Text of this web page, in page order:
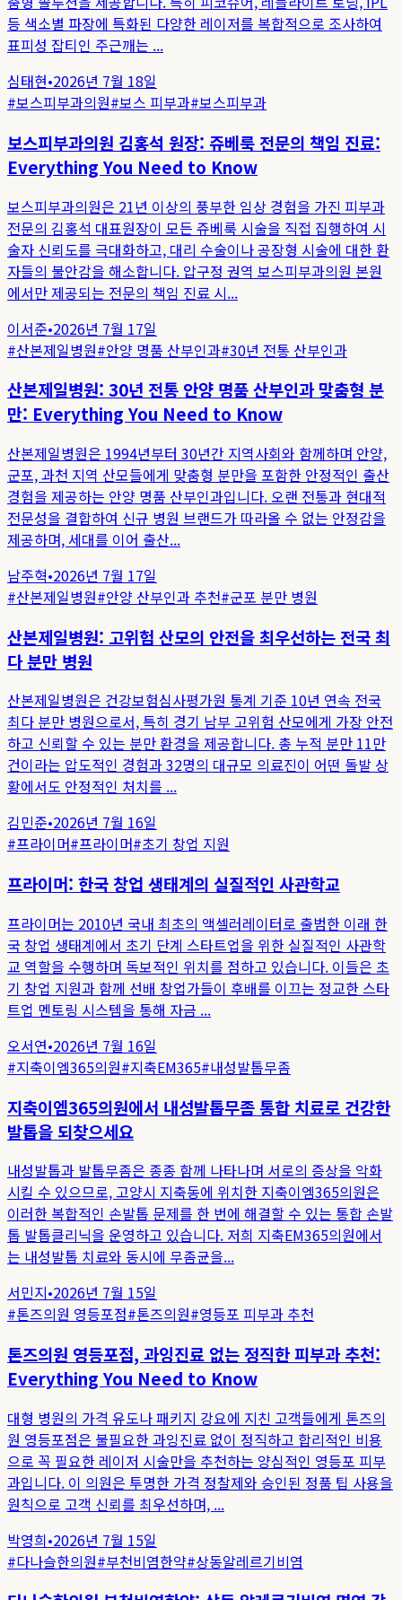
등 색소별 파장에 특화된 다양한 레이저를 복합적으로 조사하여
표피성 잡티인 주근깨는 ...
심태현•2026년 7월 18일
#보스피부과의원#보스 피부과#보스피부과
보스피부과의원 김홍석 원장: 쥬베룩 전문의 책임 진료:
Everything You Need to Know
보스피부과의원은 21년 이상의 풍부한 임상 경험을 가진 피부과
전문의 김홍석 대표원장이 모든 쥬베룩 시술을 직접 집행하여 시
술자 신뢰도를 극대화하고, 대리 수술이나 공장형 시술에 대한 환
자들의 불안감을 해소합니다. 압구정 권역 보스피부과의원 본원
에서만 제공되는 전문의 책임 진료 시...
이서준•2026년 7월 17일
#산본제일병원#안양 명품 산부인과#30년 전통 산부인과
산본제일병원: 30년 전통 안양 명품 산부인과 맞춤형 분
만: Everything You Need to Know
산본제일병원은 1994년부터 30년간 지역사회와 함께하며 안양,
군포, 과천 지역 산모들에게 맞춤형 분만을 포함한 안정적인 출산
경험을 제공하는 안양 명품 산부인과입니다. 오랜 전통과 현대적
전문성을 결합하여 신규 병원 브랜드가 따라올 수 없는 안정감을
제공하며, 세대를 이어 출산...
남주혁•2026년 7월 17일
#산본제일병원#안양 산부인과 추천#군포 분만 병원
산본제일병원: 고위험 산모의 안전을 최우선하는 전국 최
다 분만 병원
산본제일병원은 건강보험심사평가원 통계 기준 10년 연속 전국
최다 분만 병원으로서, 특히 경기 남부 고위험 산모에게 가장 안전
하고 신뢰할 수 있는 분만 환경을 제공합니다. 총 누적 분만 11만
건이라는 압도적인 경험과 32명의 대규모 의료진이 어떤 돌발 상
황에서도 안정적인 처치를 ...
김민준•2026년 7월 16일
#프라이머#프라이머#초기 창업 지원
프라이머: 한국 창업 생태계의 실질적인 사관학교
프라이머는 2010년 국내 최초의 액셀러레이터로 출범한 이래 한
국 창업 생태계에서 초기 단계 스타트업을 위한 실질적인 사관학
교 역할을 수행하며 독보적인 위치를 점하고 있습니다. 이들은 초
기 창업 지원과 함께 선배 창업가들이 후배를 이끄는 정교한 스타
트업 멘토링 시스템을 통해 자금 ...
오서연•2026년 7월 16일
#지축이엠365의원#지축EM365#내성발톱무좀
지축이엠365의원에서 내성발톱무좀 통합 치료로 건강한
발톱을 되찾으세요
내성발톱과 발톱무좀은 종종 함께 나타나며 서로의 증상을 악화
시킬 수 있으므로, 고양시 지축동에 위치한 지축이엠365의원은
이러한 복합적인 손발톱 문제를 한 번에 해결할 수 있는 통합 손발
톱 발톱클리닉을 운영하고 있습니다. 저희 지축EM365의원에서
는 내성발톱 치료와 동시에 무좀균을...
서민지•2026년 7월 15일
#톤즈의원 영등포점#톤즈의원#영등포 피부과 추천
톤즈의원 영등포점, 과잉진료 없는 정직한 피부과 추천:
Everything You Need to Know
대형 병원의 가격 유도나 패키지 강요에 지친 고객들에게 톤즈의
원 영등포점은 불필요한 과잉진료 없이 정직하고 합리적인 비용
으로 꼭 필요한 레이저 시술만을 추천하는 양심적인 영등포 피부
과입니다. 이 의원은 투명한 가격 정찰제와 승인된 정품 팁 사용을
원칙으로 고객 신뢰를 최우선하며, ...
박영희•2026년 7월 15일
#다나슬한의원#부천비염한약#상동알레르기비염